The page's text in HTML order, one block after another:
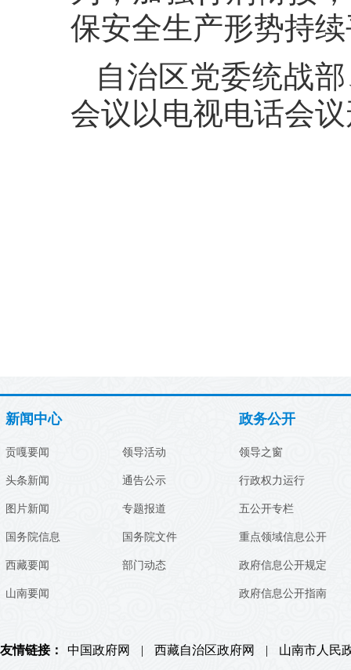
保安全生产形势持
自治区党委统战
会议以电视电话会
新闻中心
贡嘎要闻
头条新闻
图片新闻
国务院信息
西藏要闻
山南要闻
领导活动
通告公示
专题报道
国务院文件
部门动态
政务公开
领导之窗
行政权力运行
五公开专栏
重点领域信息公开
政府信息公开规定
政府信息公开指南
友情链接： 中国政府网 | 西藏自治区政府网 | 山南市人民